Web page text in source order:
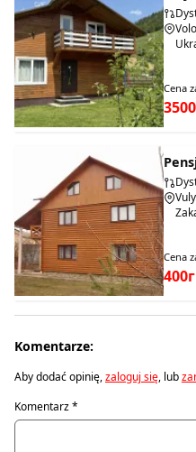
Cena
Cena
Komentarze:
Aby dodać opinię,zaloguj się, lub
Komentarz*